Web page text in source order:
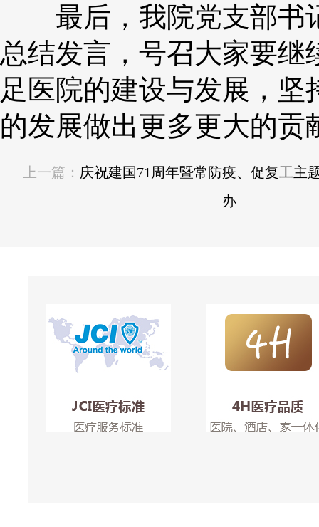
最后，我院党支部书
总结发言，号召大家要继
足医院的建设与发展，
的发展做出更多更大的贡
上一篇： 庆祝建国71周年暨常防疫、促复工主
办